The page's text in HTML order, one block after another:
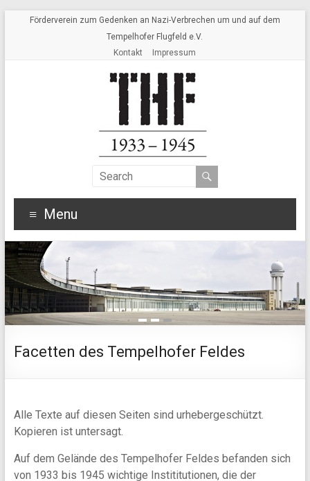
Förderverein zum Gedenken an Nazi-Verbrechen um und auf dem
Tempelhofer Flugfeld e.V.
Kontakt
Impressum
Menu
1 2 3
Facetten des Tempelhofer Feldes
Alle Texte auf diesen Seiten sind urhebergeschützt.
Kopieren ist untersagt.
Auf dem Gelände des Tempelhofer Feldes befanden sich
von 1933 bis 1945 wichtige Instititutionen, die der